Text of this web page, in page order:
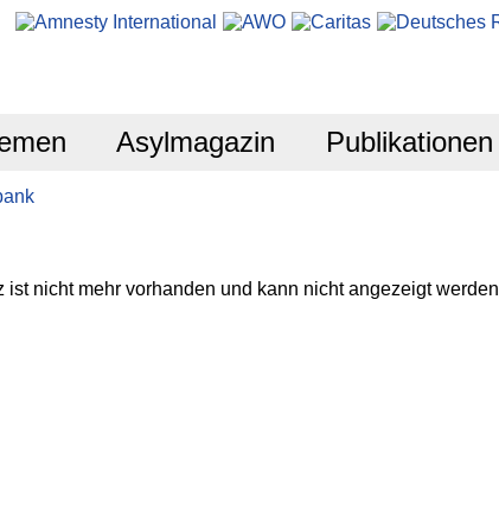
Asylmagazin Publikationen
ist nicht mehr vorhanden und kann nicht angezeigt werden